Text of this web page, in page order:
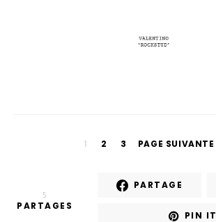
1 2 3 PAGE SUIVANTE
5
PARTAGES
PARTAGE
PIN IT